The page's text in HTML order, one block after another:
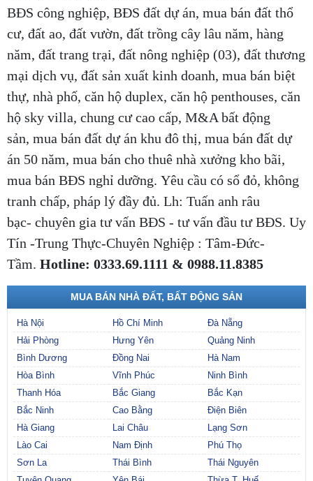
BĐS công nghiệp, BĐS đất dự án, mua bán đất thổ
cư, đất ao, đất vườn, đất trồng cây lâu năm, hàng
năm, đất trang trại, đất nông nghiệp (03), đất thương
mại dịch vụ, đất sản xuất kinh doanh, mua bán biệt
thự, nhà phố, căn hộ duplex, căn hộ penthouses, căn
hộ sky villa, chung cư cao cấp, M&A bất động
sản, mua bán đất dự án khu đô thị, mua bán đất dự
án 50 năm, mua bán cho thuê nhà xưởng kho bãi,
mua bán BĐS nghỉ dưỡng. Yêu cầu có sổ đỏ, không
tranh chấp, pháp lý đầy đủ. Lh: Tuấn anh râu
bạc- chuyên gia tư vấn BĐS - tư vấn đầu tư BĐS. Uy
Tín -Trung Thực-Chuyên Nghiệp : Tâm-Đức-
Tầm. Hotline: 0333.69.1111 & 0988.11.8385
MUA BÁN NHÀ ĐẤT, BẤT ĐỘNG SẢN
Hà Nội Hồ Chí Minh
Đà Nẵng
Hải Phòng
Hưng Yên
Quảng Ninh
Bình Dương
Đồng Nai
Hà Nam
Hòa Bình
Vĩnh Phúc
Ninh Bình
Thanh Hóa
Bắc Giang
Bắc Kạn
Bắc Ninh
Cao Bằng
Điện Biên
Hà Giang
Lai Châu
Lạng Sơn
Lào Cai
Nam Định
Phú Thọ
Sơn La
Thái Bình
Thái Nguyên